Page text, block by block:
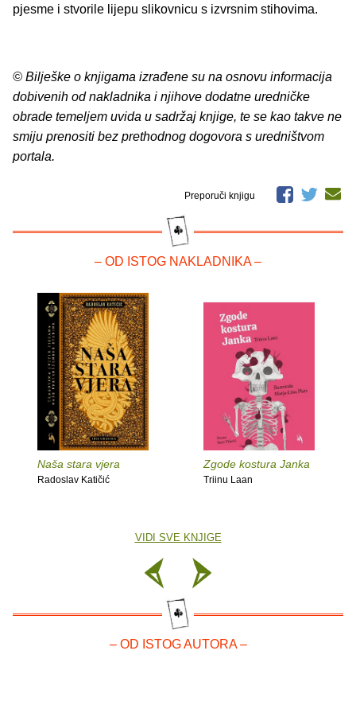
pjesme i stvorile lijepu slikovnicu s izvrsnim stihovima.
© Bilješke o knjigama izrađene su na osnovu informacija
dobivenih od nakladnika i njihove dodatne uredničke
obrade temeljem uvida u sadržaj knjige, te se kao takve ne
smiju prenositi bez prethodnog dogovora s uredništvom
portala.
Preporuči knjigu
– OD ISTOG NAKLADNIKA –
Naša stara vjera
Radoslav Katičić
Zgode kostura Janka
Triinu Laan
VIDI SVE KNJIGE
– OD ISTOG AUTORA –